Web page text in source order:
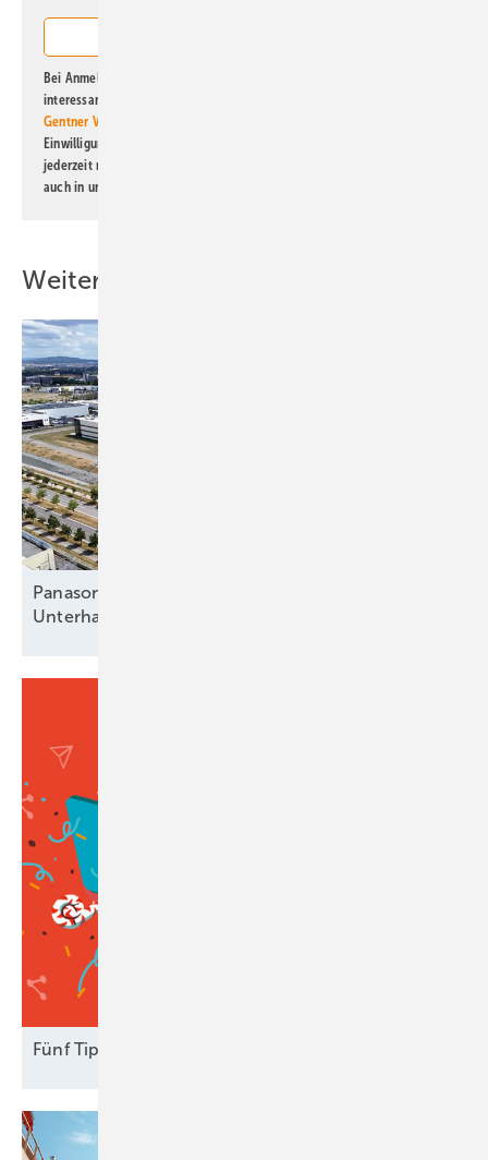
Bei Anmeldung zu diesem Newsletter bin ich damit einverstanden, über
interessante Verlags- und Online-Angebote
Gentner Verlag GmbH & Co. KG
Einwilligung kann ich jederzeit widerrufen und eine Abmeldung ist
jederzeit möglich. Informationen zum Umgang mit Daten finden Sie
auch in unserer
Weitere Inhalte
Panasonic in Pilsen: Von der
Unterhaltungselektronik zur
Fün f Tipps: Fakten vs.